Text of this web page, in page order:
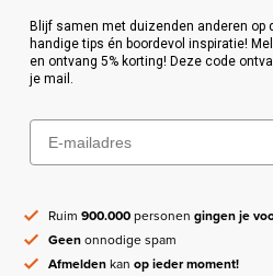
Blijf samen met duizenden anderen op
handige tips én boordevol inspiratie!
en ontvang 5% korting! Deze code
je mail.
Ruim900.000personengingen je
Geenonnodige spam
Afmeldenkanop ieder moment!